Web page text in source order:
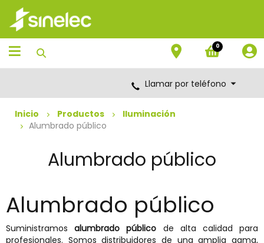
Saltar
contenido
Saltar
menú
de
navegación
0
Llamar por teléfono
Inicio Productos
Iluminación
Alumbrado público
Alumbrado público
Alumbrado público
Suministramosalumbrado público de alta calidad para
profesionales. Somos distribuidores de una amplia gama,